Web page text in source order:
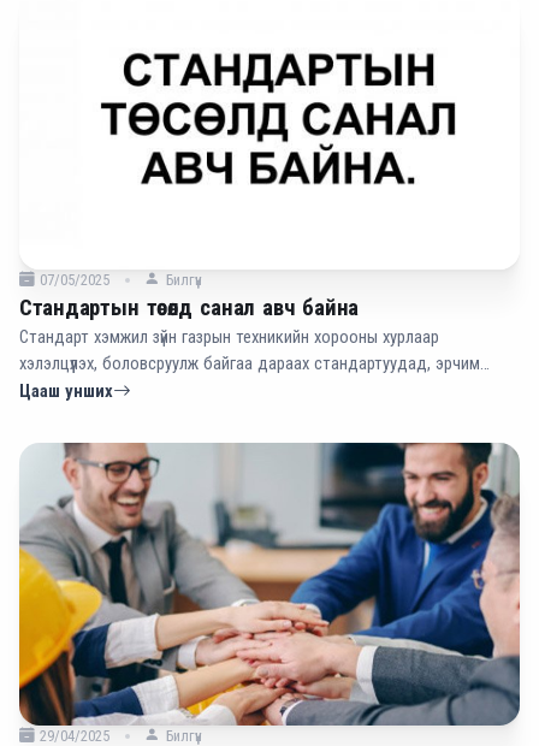
07/05/2025 Билгүүн
Стандартын төсөлд санал авч байна
Стандарт хэмжил зүйн газрын техникийн хорооны хурлаар
хэлэлцүүлэх, боловсруулж байгаа дараах стандартуудад, эрчим
хүчний салбарын хувийн хэвшлийн үйлдвэр компаниас санал авч
Цааш унших
29/04/2025 Билгүүн